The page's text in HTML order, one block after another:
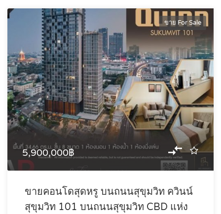
ขาย For Sale
5,900,000฿
ขายคอนโดสุดหรู บนถนนสุขุมวิท ควินน์
สุขุมวิท 101 บนถนนสุขุมวิท CBD แห่ง